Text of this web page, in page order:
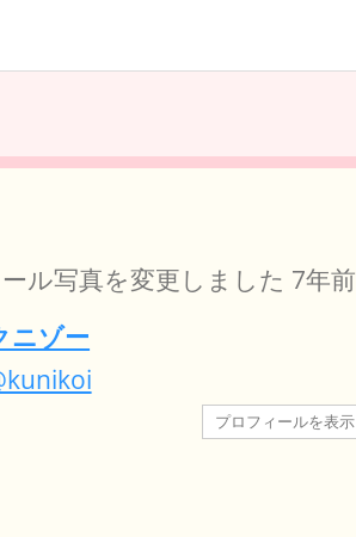
ル写真を変更しました 7年前
ニゾー
プロフィールを表示